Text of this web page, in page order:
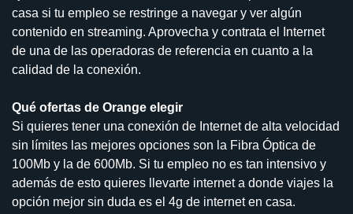
casa si tu empleo se restringe a navegar y ver algún
contenido en streaming. Aprovecha y contrata el Internet
de una de las operadoras de referencia en cuanto a la
calidad de la conexión.
Qué ofertas de Orange elegir
Si quieres tener una conexión de Internet de alta velocidad
sin límites las mejores opciones son la Fibra Óptica de
100Mb y la de 600Mb. Si tu empleo no es tan intensivo y
además de esto quieres llevarte internet a donde viajes la
opción mejor sin duda es el 4g de internet en casa.